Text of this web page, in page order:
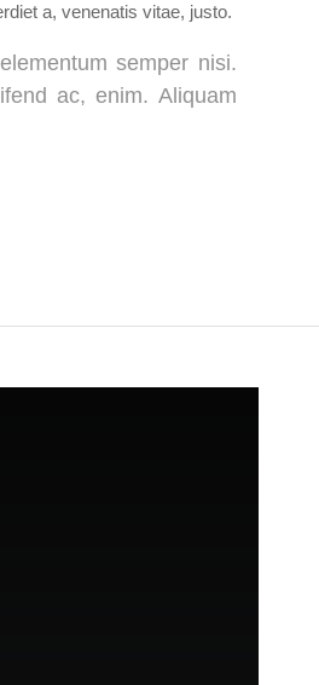
a, venenatis vitae, justo.
semper nisi.
ac, enim. Aliquam